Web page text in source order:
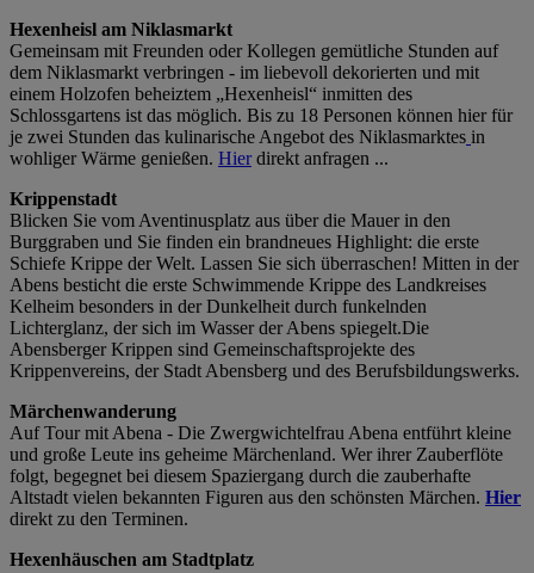
Hexenheisl am Niklasmarkt
Gemeinsam mit Freunden oder Kollegen gemütliche Stunden auf
dem Niklasmarkt verbringen - im liebevoll dekorierten und mit
einem Holzofen beheiztem „Hexenheisl“ inmitten des
Schlossgartens ist das möglich. Bis zu 18 Personen können hier für
je zwei Stunden das kulinarische Angebot des Niklasmarktes in
wohliger Wärme genießen. Hierdirekt anfragen ...
Krippenstadt
Blicken Sie vom Aventinusplatz aus über die Mauer in den
Burggraben und Sie finden ein brandneues Highlight: die erste
Schiefe Krippe der Welt. Lassen Sie sich überraschen! Mitten in der
Abens besticht die erste Schwimmende Krippe des Landkreises
Kelheim besonders in der Dunkelheit durch funkelnden
Lichterglanz, der sich im Wasser der Abens spiegelt.Die
Abensberger Krippen sind Gemeinschaftsprojekte des
Krippenvereins, der Stadt Abensberg und des Berufsbildungswerks.
Märchenwanderung
Auf Tour mit Abena - Die Zwergwichtelfrau Abena entführt kleine
und große Leute ins geheime Märchenland. Wer ihrer Zauberflöte
folgt, begegnet bei diesem Spaziergang durch die zauberhafte
Altstadt vielen bekannten Figuren aus den schönsten Märchen. Hier
direkt zu den Terminen.
Hexenhäuschen am Stadtplatz